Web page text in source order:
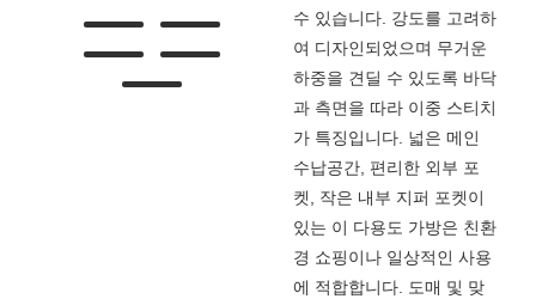
수 있습니다. 강도를 고려하
여 디자인되었으며 무거운
하중을 견딜 수 있도록 바닥
과 측면을 따라 이중 스티치
가 특징입니다. 넓은 메인
수납공간, 편리한 외부 포
켓, 작은 내부 지퍼 포켓이
있는 이 다용도 가방은 친환
경 쇼핑이나 일상적인 사용
에 적합합니다. 도매 및 맞